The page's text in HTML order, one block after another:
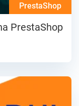
PrestaShop
PrestaShop